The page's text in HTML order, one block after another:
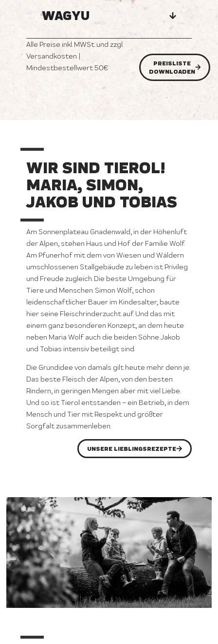
WAGYU
Alle Preise inkl. MWSt. und zzgl.
Versandkosten. |
Mindestbestellwert 50€
PREISLISTE
DOWNLOADEN
WIR SIND TIEROL!
MARIA, SIMON,
JAKOB UND TOBIAS
Am Sonnenplateau Gnadenwald, in der Höhenluft
der Alpen, stehen Haus und Hof der Familie Wolf.
Am Pfunerhof mit dem von Wiesen und Wäldern
umschlossenen Stallgebäude zu leben ist Privileg
und Freude zugleich. Die beste Umgebung für
Tiere und Menschen. Simon Wolf, schon
leidenschaftlicher Bauer im Kindesalter, baute
hier seine Fleischrinderzucht auf. Und das mit
einem ganz besonderen Konzept, an dem heute
neben Maria Wolf auch die beiden Söhne Jakob
und Tobias intensiv beteiligt sind.
Die Grundidee von damals gilt heute mehr denn je:
Das beste Fleisch der Alpen, von den besten
Rindern, in geringen Mengen aber mit viel Liebe.
Und so ist Tierol entstanden – ein Betrieb, in dem
Mensch und Tier mit Respekt und größter
Sorgfalt zusammenleben.
UNSERE LIEBLINGSREZEPTE